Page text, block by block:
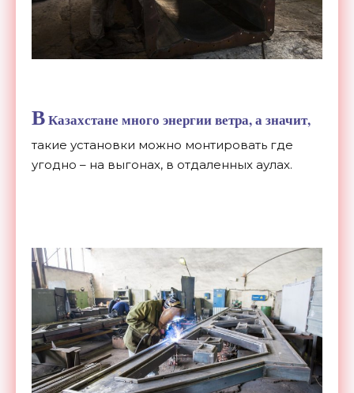
ВКазахстане много энергии ветра, а значит,
такие установки можно монтировать где
угодно – на выгонах, в отдаленных аулах.